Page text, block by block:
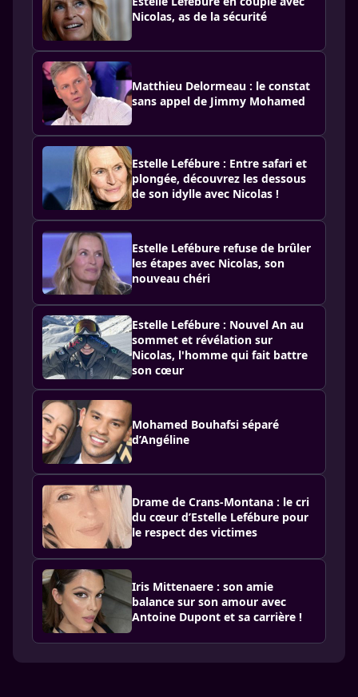
Nicolas, as de la sécurité
Matthieu Delormeau : le constat
sans appel de Jimmy Mohamed
Estelle Lefébure : Entre safari et
plongée, découvrez les dessous
de son idylle avec Nicolas !
Estelle Lefébure refuse de brûler
les étapes avec Nicolas, son
nouveau chéri
Estelle Lefébure : Nouvel An au
sommet et révélation sur
Nicolas, l'homme qui fait battre
son cœur
Mohamed Bouhafsi séparé
d’Angéline
Drame de Crans-Montana : le cri
du cœur d’Estelle Lefébure pour
le respect des victimes
Iris Mittenaere : son amie
balance sur son amour avec
Antoine Dupont et sa carrière !